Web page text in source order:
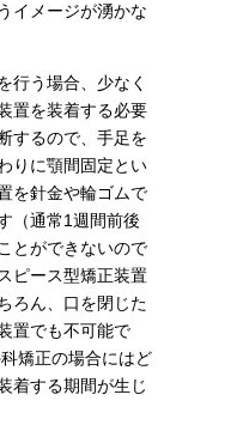
イメージが湧かな
行う場合、少なく
置を装着する必要
するので、手足を
りに顎間固定とい
を針金や輪ゴムで
（通常1週間前後
とができないので
ピース型矯正装置
ろん、口を閉じた
置でも不可能で
矯正の場合にはど
着する期間が生じ